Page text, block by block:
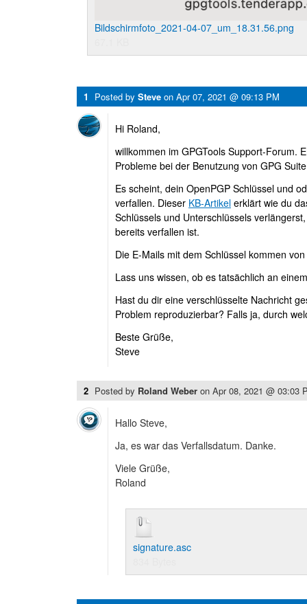
Bildschirmfoto_2021-04-07_um_18.31.56.png
1 Posted by Steve on Apr 07, 2021 @ 09:13 PM
Hi Roland,
willkommen im GPGTools Support-Forum.
Probleme bei der Benutzung von GPG
Es scheint, dein OpenPGP Schlüssel und
verfallen. Dieser KB-Artikel erklärt wie du
Schlüssels und Unterschlüssels
bereits verfallen ist.
Die E-Mails mit dem Schlüssel kommen von
Lass uns wissen, ob es tatsächlich an
Hast du dir eine verschlüsselte Nachricht
Problem reproduzierbar? Falls ja, durch
Beste Grüße,
Steve
2 Posted by Roland Weber on Apr 08, 2021 @ 03:03
Hallo Steve,
Ja, es war das Verfallsdatum. Danke.
Viele Grüße,
Roland
signature.asc